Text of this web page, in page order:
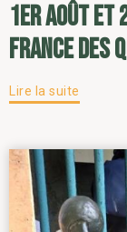
1er août et
France des
Lire la suite